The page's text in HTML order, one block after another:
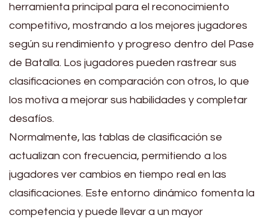
herramienta principal para el reconocimiento
competitivo, mostrando a los mejores jugadores
según su rendimiento y progreso dentro del Pase
de Batalla. Los jugadores pueden rastrear sus
clasificaciones en comparación con otros, lo que
los motiva a mejorar sus habilidades y completar
desafíos.
Normalmente, las tablas de clasificación se
actualizan con frecuencia, permitiendo a los
jugadores ver cambios en tiempo real en las
clasificaciones. Este entorno dinámico fomenta la
competencia y puede llevar a un mayor